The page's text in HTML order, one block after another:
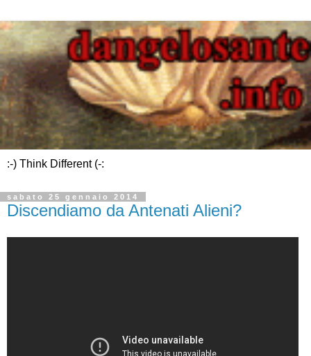
:-) Think Different (-:
sabato 25 gennaio 2014
Discendiamo da Antenati Alieni?